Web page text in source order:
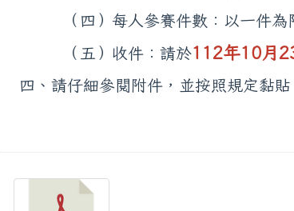
（四）每人參賽件數：以一件為
（五）收件：請於112年10月
四、請仔細參閱附件，並按照規定黏貼